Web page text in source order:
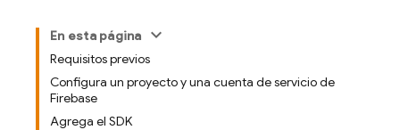
En esta página
Requisitos previos
Configura un proyecto y una cuenta de servicio de
Firebase
Agrega el SDK